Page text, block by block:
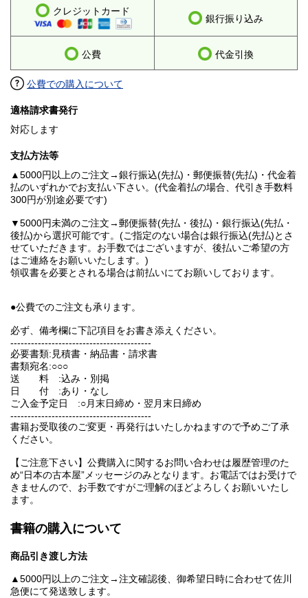
クレジットカード
銀行振り込み
公費 代金引換
公費での購入について
適格請求書発行
対応します
支払方法等
▲5000円以上のご注文→銀行振込(先払)・郵便振替(先払)・代金着
払のいずれかでお支払い下さい。(代金着払の場合、代引き手数料
300円が別途必要です)
▼5000円未満のご注文→郵便振替(先払・後払)・銀行振込(先払・
後払)から選択可能です。(ご指定のない場合は銀行振込(先払)とさ
せていただきます。お手数ではございますが、後払いご希望の方
はご連絡をお願いいたします。)
領収書を必要とされる場合は前払いにてお願いしております。
●公費でのご注文も承ります。
必ず、備考欄に下記項目をお書き添えください。
-----------------------------------------
必要書類:見積書・納品書・請求書
書類宛名:○○○
送 料 :込み・別掲
日 付 :あり・なし
ご入金予定日 :○月末日締め・翌月末日締め
-----------------------------------------
書籍お受取後のご変更・再発行はいたしかねますので予めご了承
ください。
【ご注意下さい】公費購入に関するお問い合わせは履歴管理のた
め“日本の古本屋”メッセージのみとなります。お電話ではお受けで
きませんので、お手数ですがご理解のほどよろしくお願いいたし
ます。
書籍の購入について
商品引き渡し方法
▲5000円以上のご注文→注文確認後、御希望日時に合わせて佐川
急便にて発送致します。